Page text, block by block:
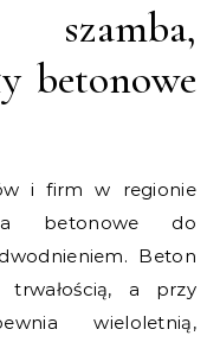
szamba,
betonowe
i firm w regionie
betonowe do
Beton
a przy
wieloletnią,